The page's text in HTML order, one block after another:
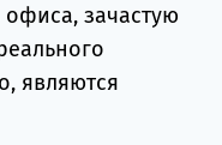
зачастую
являются